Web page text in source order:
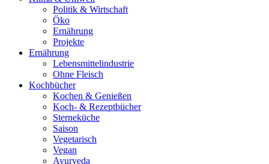
Politik & Wirtschaft
Öko
Ernährung
Projekte
Ernährung
Lebensmittelindustrie
Ohne Fleisch
Kochbücher
Kochen & Genießen
Koch- & Rezeptbücher
Sterneküche
Saison
Vegetarisch
Vegan
Ayurveda